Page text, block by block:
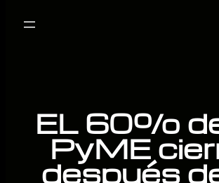
EL 60%
PyME
después